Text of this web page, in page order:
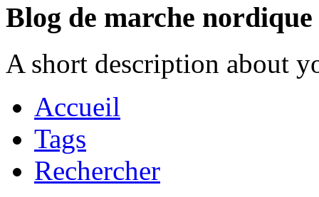
Blog de marche nordique
A short description about
Accueil
Tags
Rechercher